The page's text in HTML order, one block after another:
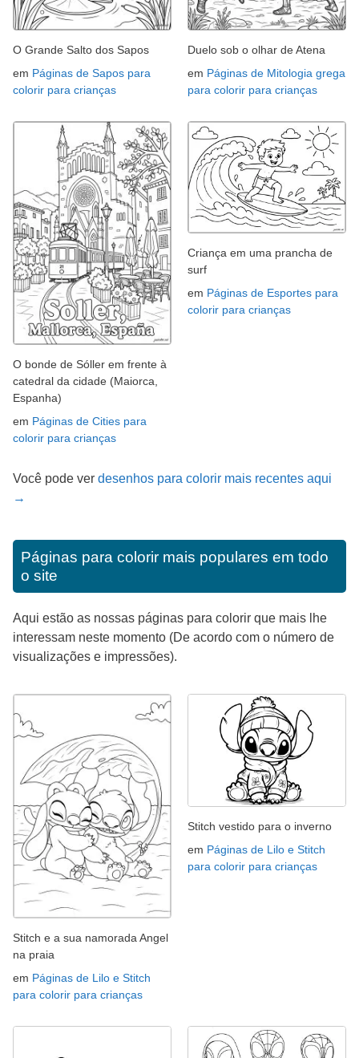
O Grande Salto dos Sapos
em Páginas de Sapos para
colorir para crianças
Duelo sob o olhar de Atena
em Páginas de Mitologia grega
para colorir para crianças
O bonde de Sóller em frente à
catedral da cidade (Maiorca,
Espanha)
em Páginas de Cities para
colorir para crianças
Criança em uma prancha de
surf
em Páginas de Esportes para
colorir para crianças
Você pode ver desenhos para colorir mais recentes aqui
→
Páginas para colorir mais populares em todo
o site
Aqui estão as nossas páginas para colorir que mais lhe
interessam neste momento (De acordo com o número de
visualizações e impressões).
Stitch e a sua namorada Angel
na praia
em Páginas de Lilo e Stitch
para colorir para crianças
Stitch vestido para o inverno
em Páginas de Lilo e Stitch
para colorir para crianças